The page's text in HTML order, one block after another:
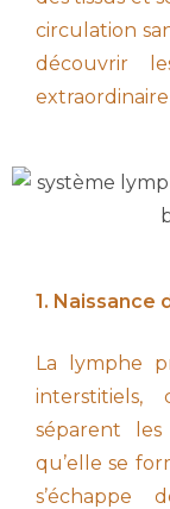
circulation
découvrir
extraordinaire
1. Naissance
La lymphe
interstitiels,
séparent
qu’elle se
s’échappe